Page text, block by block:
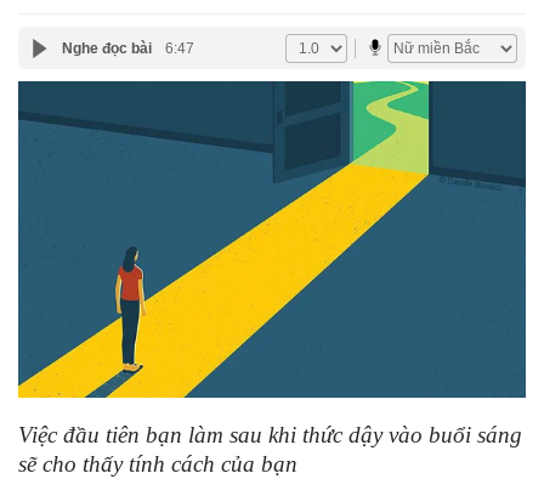
Nghe đọc bài 6:47
Việc đầu tiên bạn làm sau khi thức dậy vào buổi sáng
sẽ cho thấy tính cách của bạn